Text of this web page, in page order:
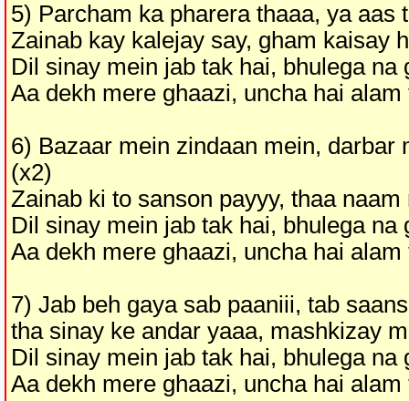
5) Parcham ka pharera thaaa, ya aas
Zainab kay kalejay say, gham kaisay
Dil sinay mein jab tak hai, bhulega na
Aa dekh mere ghaazi, uncha hai
6) Bazaar mein zindaan mein, darbar
(x2)
Zainab ki to sanson payyy, thaa
Dil sinay mein jab tak hai, bhulega na
Aa dekh mere ghaazi, uncha hai
7) Jab beh gaya sab paaniii, tab
tha sinay ke andar yaaa, mashkizay
Dil sinay mein jab tak hai, bhulega na
Aa dekh mere ghaazi, uncha hai